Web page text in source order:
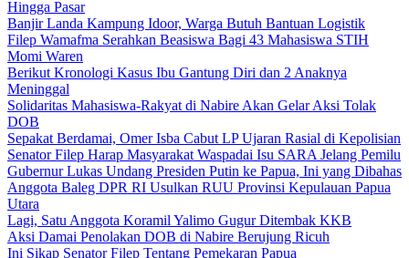
Hingga Pasar
Banjir Landa Kampung Idoor, Warga Butuh Bantuan Logistik
Filep Wamafma Serahkan Beasiswa Bagi 43 Mahasiswa STIH
Momi Waren
Berikut Kronologi Kasus Ibu Gantung Diri dan 2 Anaknya
Meninggal
Solidaritas Mahasiswa-Rakyat di Nabire Akan Gelar Aksi Tolak
DOB
Sepakat Berdamai, Omer Isba Cabut LP Ujaran Rasial di Kepolisian
Senator Filep Harap Masyarakat Waspadai Isu SARA Jelang Pemilu
Gubernur Lukas Undang Presiden Putin ke Papua, Ini yang Dibahas
Anggota Baleg DPR RI Usulkan RUU Provinsi Kepulauan Papua
Utara
Lagi, Satu Anggota Koramil Yalimo Gugur Ditembak KKB
Aksi Damai Penolakan DOB di Nabire Berujung Ricuh
Ini Sikap Senator Filep Tentang Pemekaran Papua